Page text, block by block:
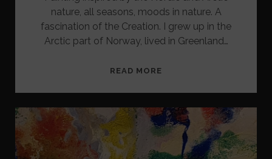
nature, all seasons, moods in nature. A
fascination of the Creation. I grew up in the
Arctic part of Norway, lived in Greenland…
READ MORE